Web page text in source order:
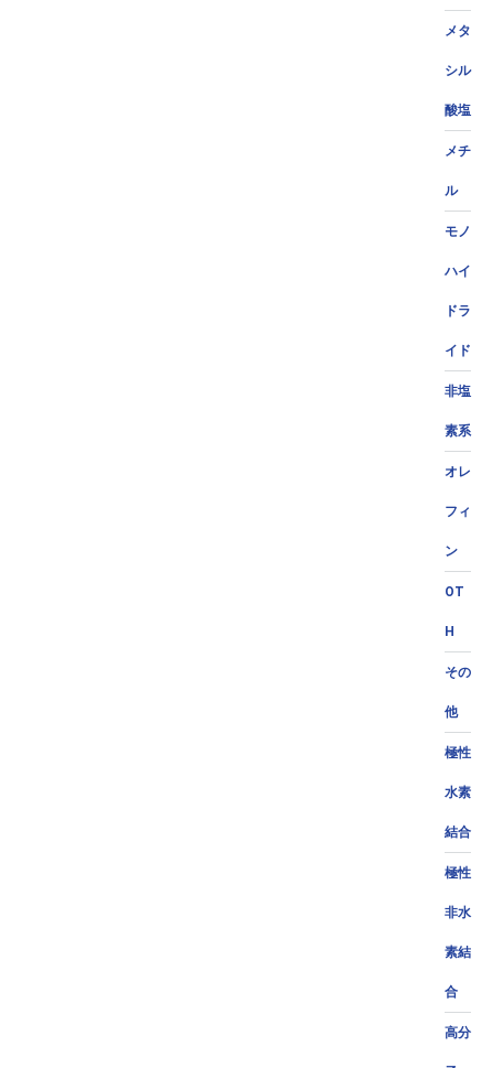
メタ
シル
酸塩
メチ
ル
モノ
ハイ
ドラ
イド
非塩
素系
オレ
フィ
ン
OT
H
その
他
極性
水素
結合
極性
非水
素結
合
高分